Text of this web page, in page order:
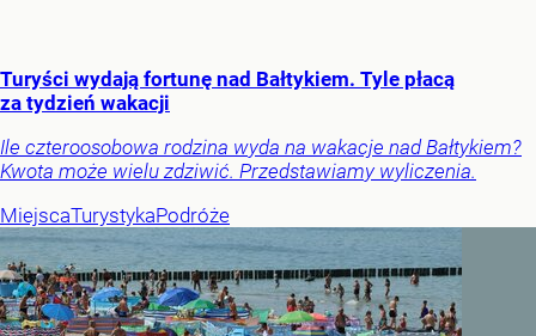
Turyści wydają fortunę nad Bałtykiem. Tyle płacą
za tydzień wakacji
Ile czteroosobowa rodzina wyda na wakacje nad Bałtykiem?
Kwota może wielu zdziwić. Przedstawiamy wyliczenia.
MiejscaTurystykaPodróże